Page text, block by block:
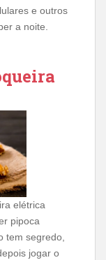
e outros
a noite.
elétrica
pipoca
tem segredo,
jogar o